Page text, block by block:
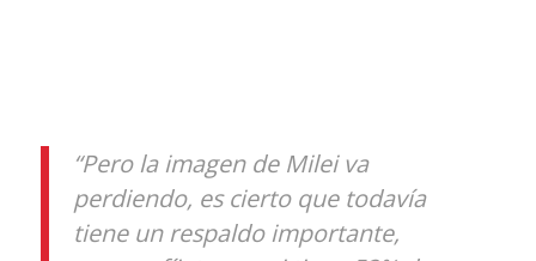
“Pero la imagen de Milei va
perdiendo, es cierto que todavía
tiene un respaldo importante,